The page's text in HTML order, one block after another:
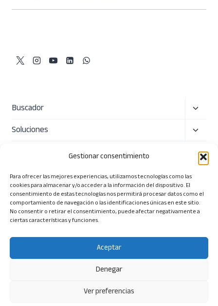
Gestionar consentimiento
Para ofrecer las mejores experiencias, utilizamos tecnologías como las
cookies para almacenar y/o acceder a la información del dispositivo. El
consentimiento de estas tecnologías nos permitirá procesar datos como el
comportamiento de navegación o las identificaciones únicas en este sitio.
No consentir o retirar el consentimiento, puede afectar negativamente a
ciertas características y funciones.
Aceptar
Denegar
Ver preferencias
Buscador
hijo
Soluciones
hijo
Sobre nosotros
Herramientas
menú
© 2026 Tendios Technologies SL. Todos los derechos
reservados.
Política de Privacidad
de Seguridad